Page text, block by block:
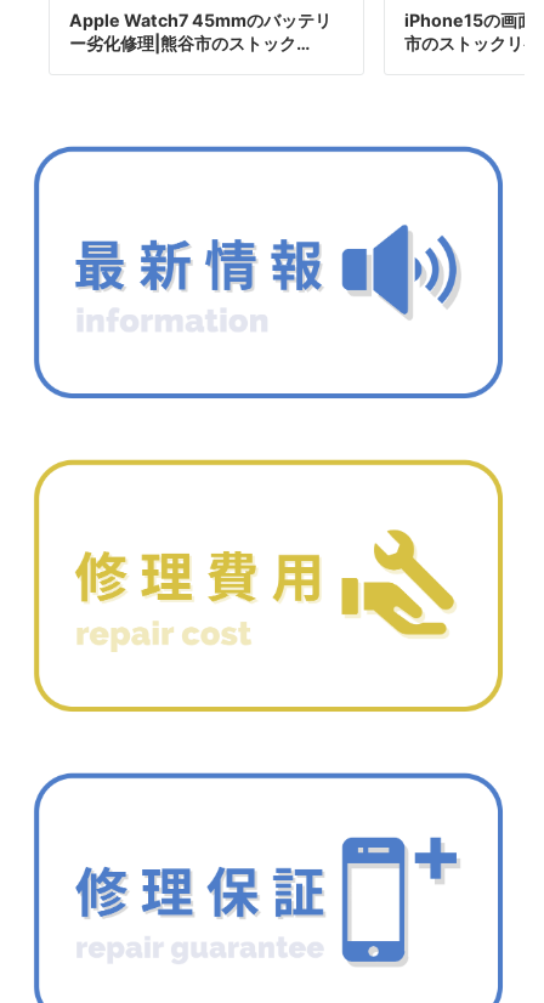
Apple Watch7 45mmのバッテリ
ー劣化修理|熊谷市のストック…
iPhone15の画面
市のストックリペ